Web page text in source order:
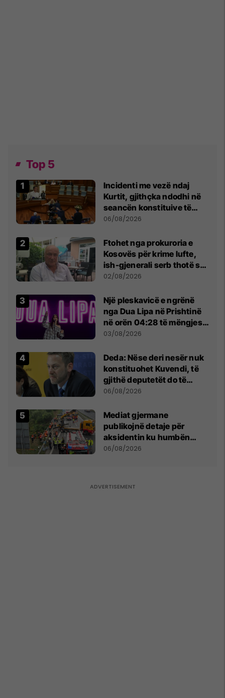
Top 5
Incidenti me vezë ndaj
Kurtit, gjithçka ndodhi në
seancën konstituive të
Kuvendit
06/08/2026
Ftohet nga prokuroria e
Kosovës për krime lufte,
ish-gjenerali serb thotë se
dikush e tradhtoi në
02/08/2026
Një pleskavicë e ngrënë
nga Dua Lipa në Prishtinë
në orën 04:28 të mëngjesit
- dhe bota digjitale serbe
03/08/2026
Deda: Nëse deri nesër nuk
konstituohet Kuvendi, të
gjithë deputetët do të
bëjnë shkelje të rëndë
06/08/2026
Mediat gjermane
publikojnë detaje për
aksidentin ku humbën
jetën tre mërgimtarë nga
06/08/2026